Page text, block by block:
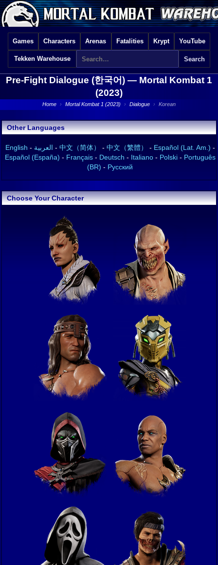
Games Characters Arenas Fatalities Krypt YouTube
Tekken Warehouse
Pre-Fight Dialogue (한국어) — Mortal Kombat 1
(2023)
Home › Mortal Kombat 1 (2023) › Dialogue › Korean
Other Languages
English - العربية - 中文（简体） - 中文（繁體） - Español (Lat. Am.) -
Español (España) - Français- Deutsch - Italiano- Polski- Português
(BR) - Русский
Choose Your Character